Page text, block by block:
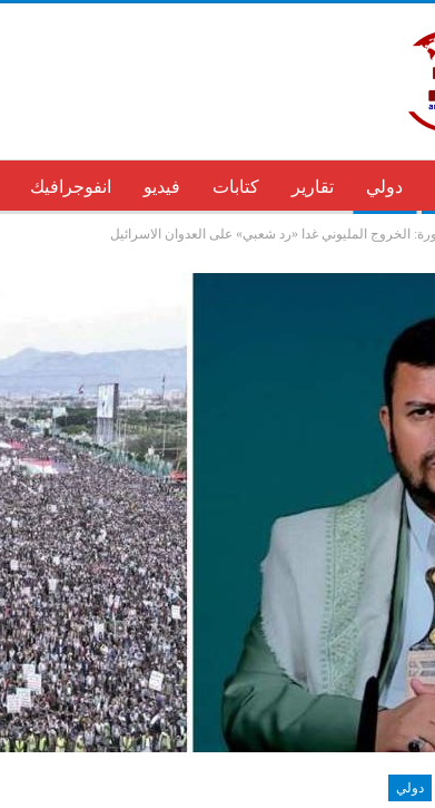
دولي تقارير كتابات فيديو انفوجرافيك
الخروج المليوني غدا «رد شعبي» على العدوان الاسرائيل
دولي